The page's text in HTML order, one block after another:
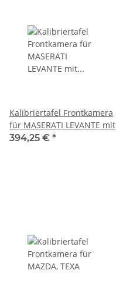
Kalibriertafel Frontkamera
für MASERATI LEVANTE mit
Wasserwaage, TEXA
394,25 € *